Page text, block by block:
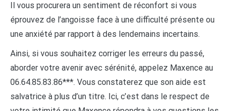
Il vous procurera un sentiment de réconfort si vous
éprouvez de l’angoisse face à une difficulté présente ou
une anxiété par rapport à des lendemains incertains.
Ainsi, si vous souhaitez corriger les erreurs du passé,
aborder votre avenir avec sérénité, appelez Maxence au
06.64.85.83.86***. Vous constaterez que son aide est
salvatrice à plus d’un titre. Ici, c’est dans le respect de